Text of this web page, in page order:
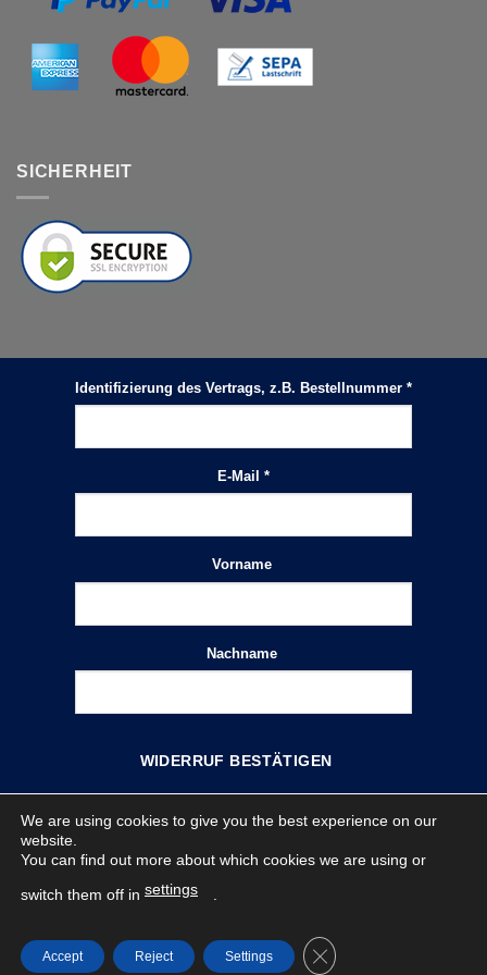
SICHERHEIT
Identifizierung des Vertrags, z.B. Bestellnummer *
E-Mail *
E-
Mail
Vorname
Nachname
WIDERRUF BESTÄTIGEN
VERKAUFSBEDINGUNGEN
VERHALTENSKODEX
APS Arosio GmbH
VERTRAG WIDERRUFEN
We are using cookies to give you the best experience on our
website.
You can find out more about which cookies we are using or
switch them off in settings .
Accept Reject Settings CLOSE GDPR